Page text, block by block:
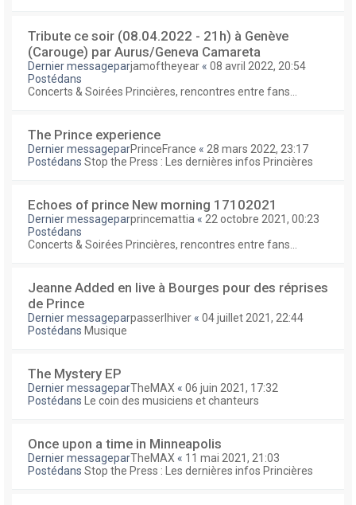
Tribute ce soir (08.04.2022 - 21h) à Genève
(Carouge) par Aurus/Geneva Camareta
Dernier messageparjamoftheyear « 08 avril 2022, 20:54
Postédans
Concerts & Soirées Princières, rencontres entre fans...
The Prince experience
Dernier messageparPrinceFrance « 28 mars 2022, 23:17
Postédans Stop the Press : Les dernières infos Princières
Echoes of prince New morning 17102021
Dernier messageparprincemattia « 22 octobre 2021, 00:23
Postédans
Concerts & Soirées Princières, rencontres entre fans...
Jeanne Added en live à Bourges pour des réprises
de Prince
Dernier messageparpasserlhiver « 04 juillet 2021, 22:44
Postédans Musique
The Mystery EP
Dernier messageparTheMAX « 06 juin 2021, 17:32
Postédans
Le coin des musiciens et chanteurs
Once upon a time in Minneapolis
Dernier messageparTheMAX « 11 mai 2021, 21:03
Postédans Stop the Press : Les dernières infos Princières